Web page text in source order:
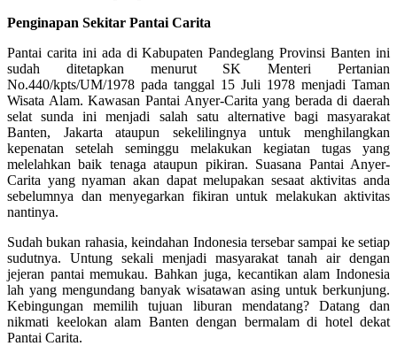
Penginapan Sekitar Pantai Carita
Pantai carita ini ada di Kabupaten Pandeglang Provinsi Banten ini
sudah ditetapkan menurut SK Menteri Pertanian
No.440/kpts/UM/1978 pada tanggal 15 Juli 1978 menjadi Taman
Wisata Alam. Kawasan Pantai Anyer-Carita yang berada di daerah
selat sunda ini menjadi salah satu alternative bagi masyarakat
Banten, Jakarta ataupun sekelilingnya untuk menghilangkan
kepenatan setelah seminggu melakukan kegiatan tugas yang
melelahkan baik tenaga ataupun pikiran. Suasana Pantai Anyer-
Carita yang nyaman akan dapat melupakan sesaat aktivitas anda
sebelumnya dan menyegarkan fikiran untuk melakukan aktivitas
nantinya.
Sudah bukan rahasia, keindahan Indonesia tersebar sampai ke setiap
sudutnya. Untung sekali menjadi masyarakat tanah air dengan
jejeran pantai memukau. Bahkan juga, kecantikan alam Indonesia
lah yang mengundang banyak wisatawan asing untuk berkunjung.
Kebingungan memilih tujuan liburan mendatang? Datang dan
nikmati keelokan alam Banten dengan bermalam di hotel dekat
Pantai Carita.